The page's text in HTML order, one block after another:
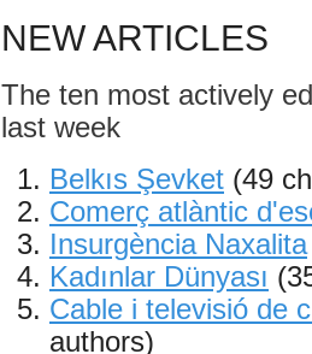
NEW ARTICLES
The ten most actively
last week
Belkıs Şevket (49
Comerç atlàntic
Insurgència Naxalita
Kadınlar Dünyası
Cable i televisió de
authors)